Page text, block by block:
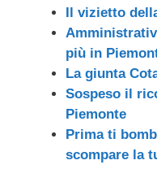
Il vizietto
più in
La giunta
Sospeso il
Piemonte
Prima ti
scompare la